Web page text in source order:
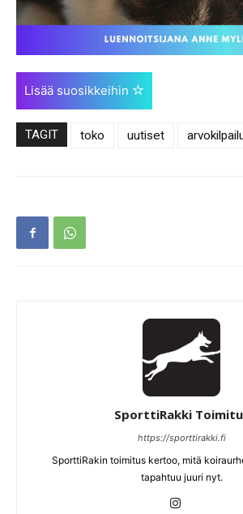
Lisää suosikkeihin
TAGIT toko uutiset
SporttiRakki
https://sporttirakki.fi
SporttiRakin toimitus kertoo, mitä
tapahtuu juuri nyt.